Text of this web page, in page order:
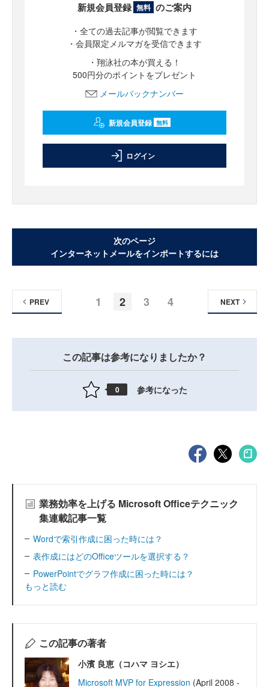
新規会員登録 無料 のご案内
・全ての過去記事が閲覧できます
・会員限定メルマガを受信できます
・翔泳社の本が買える！
500円分のポイントをプレゼント
メールバックナンバー
新規会員登録 無料
ログイン
次のページ
インターネットメールをインポートするには
1 2 3 4
PREV NEXT
この記事は参考になりましたか？
0 参考になった
業務効率を上げる Microsoft Officeテクニック
集連載記事一覧
Wordで索引作成に困った時には？
表作成にはどのOfficeツールを選択する？
PowerPointでグラフ作成に困った時には？
もっと読む
この記事の著者
小濱 良恵（コハマ ヨシエ）
Microsoft MVP for Expression (April 2008 -